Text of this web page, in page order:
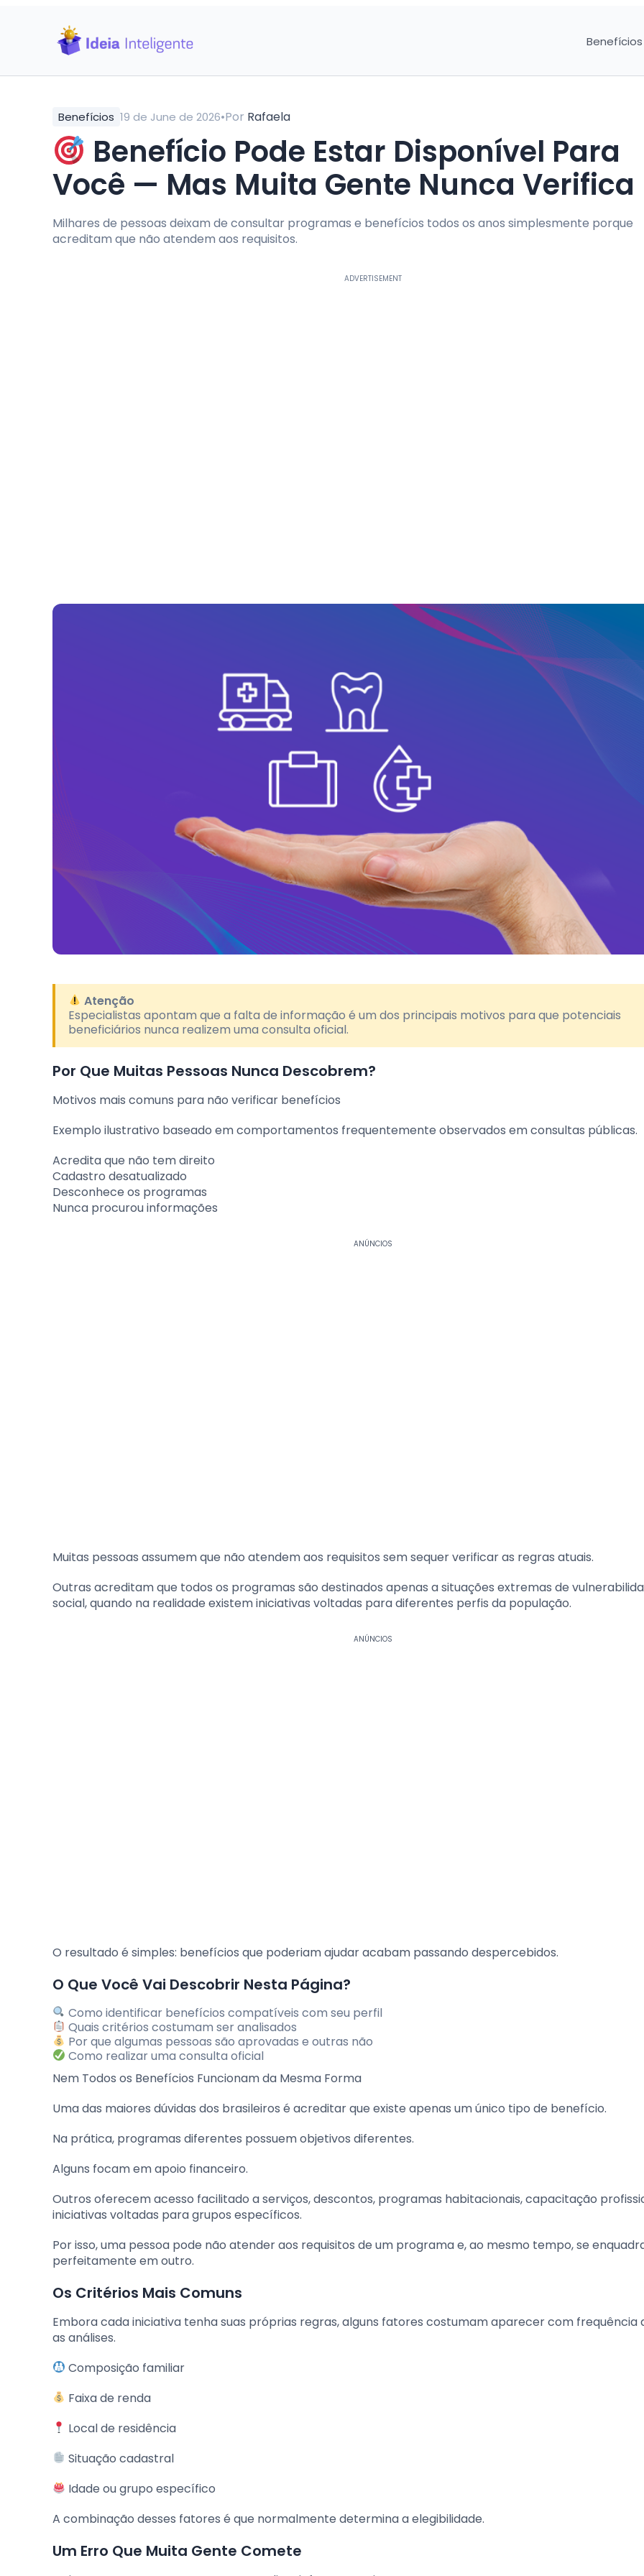
Benefícios
Benefícios 19 de June de 2026•Por Rafaela
Benefício Pode Estar Disponível Para
Você — Mas Muita Gente Nunca Verifica
Milhares de pessoas deixam de consultar programas e benefícios todos os anos simplesmente porque
acreditam que não atendem aos requisitos.
ADVERTISEMENT
Atenção
Especialistas apontam que a falta de informação é um dos principais motivos para que potenciais
beneficiários nunca realizem uma consulta oficial.
Por Que Muitas Pessoas Nunca Descobrem?
Motivos mais comuns para não verificar benefícios
Exemplo ilustrativo baseado em comportamentos frequentemente observados em consultas públicas.
Acredita que não tem direito
Cadastro desatualizado
Desconhece os programas
Nunca procurou informações
ANÚNCIOS
Muitas pessoas assumem que não atendem aos requisitos sem sequer verificar as regras atuais.
Outras acreditam que todos os programas são destinados apenas a situações extremas de
social, quando na realidade existem iniciativas voltadas para diferentes perfis da população.
ANÚNCIOS
O resultado é simples: benefícios que poderiam ajudar acabam passando despercebidos.
O Que Você Vai Descobrir Nesta Página?
Como identificar benefícios compatíveis com seu perfil
Quais critérios costumam ser analisados
Por que algumas pessoas são aprovadas e outras não
Como realizar uma consulta oficial
Nem Todos os Benefícios Funcionam da Mesma Forma
Uma das maiores dúvidas dos brasileiros é acreditar que existe apenas um único tipo de benefício.
Na prática, programas diferentes possuem objetivos diferentes.
Alguns focam em apoio financeiro.
Outros oferecem acesso facilitado a serviços, descontos, programas habitacionais, capacitação
iniciativas voltadas para grupos específicos.
Por isso, uma pessoa pode não atender aos requisitos de um programa e, ao mesmo tempo, se
perfeitamente em outro.
Os Critérios Mais Comuns
Embora cada iniciativa tenha suas próprias regras, alguns fatores costumam aparecer com frequência
as análises.
Composição familiar
Faixa de renda
Local de residência
Situação cadastral
Idade ou grupo específico
A combinação desses fatores é que normalmente determina a elegibilidade.
Um Erro Que Muita Gente Comete